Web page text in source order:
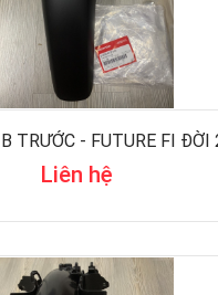
TRƯỚC - FUTURE FI ĐỜI
Liên hệ